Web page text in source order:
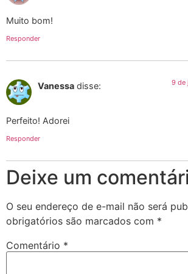
Muito bom!
Responder
Vanessa disse: 9 de
Perfeito! Adorei
Responder
Deixe um
O seu endereço de e-mail não será
obrigatórios são marcados com *
Comentário *